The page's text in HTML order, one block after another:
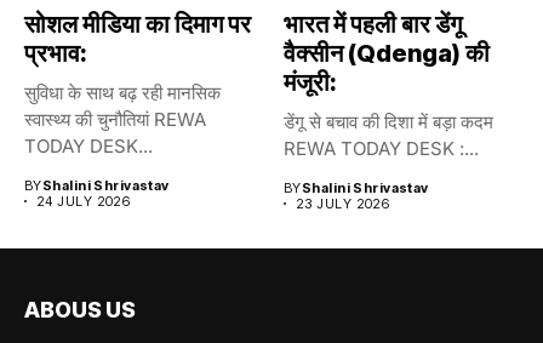
सोशल मीडिया का दिमाग पर
प्रभाव:
सुविधा के साथ बढ़ रही मानसिक
स्वास्थ्य की चुनौतियां REWA
TODAY DESK...
BYShalini Shrivastav
24 JULY 2026
भारत में पहली बार डेंगू
वैक्सीन (Qdenga) की
मंजूरी:
डेंगू से बचाव की दिशा में बड़ा कदम
REWA TODAY DESK :...
BYShalini Shrivastav
23 JULY 2026
ABOUS US